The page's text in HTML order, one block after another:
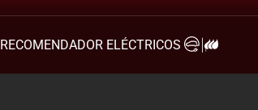
RECOMENDADOR ELÉCTRICOS